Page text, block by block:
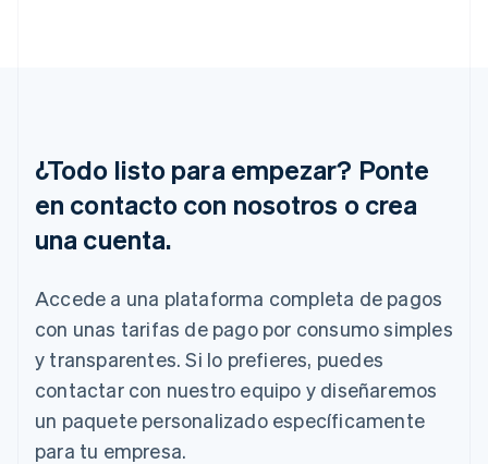
¿Todo listo para empezar? Ponte
en contacto con nosotros o crea
una cuenta.
Accede a una plataforma completa de pagos
con unas tarifas de pago por consumo simples
y transparentes. Si lo prefieres, puedes
contactar con nuestro equipo y diseñaremos
un paquete personalizado específicamente
para tu empresa.
India
English
Irlanda
Italia
Japón
English
Letonia
English
Liechtenstein
Lituania
English